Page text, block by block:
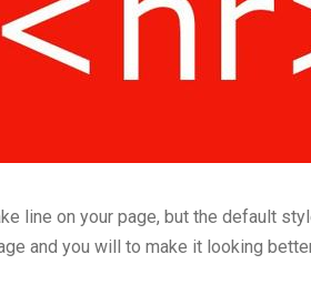
line on your page, but the default
and you will to make it looking